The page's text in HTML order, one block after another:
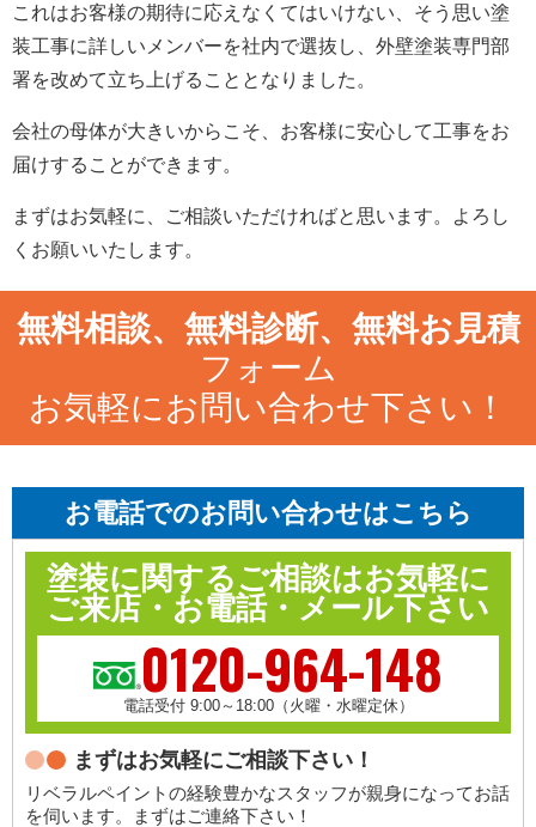
これはお客様の期待に応えなくてはいけない、そう思い塗
装工事に詳しいメンバーを社内で選抜し、外壁塗装専門部
署を改めて立ち上げることとなりました。
会社の母体が大きいからこそ、お客様に安心して工事をお
届けすることができます。
まずはお気軽に、ご相談いただければと思います。よろし
くお願いいたします。
無料相談、無料診断、無料お見積
フォーム
お気軽にお問い合わせ下さい！
お電話でのお問い合わせはこちら
塗装に関するご相談はお気軽に
ご来店・お電話・メール下さい
0120-964-148
電話受付 9:00～18:00（火曜・水曜定休）
まずはお気軽にご相談下さい！
リベラルペイントの経験豊かなスタッフが親身になってお話
を伺います。まずはご連絡下さい！